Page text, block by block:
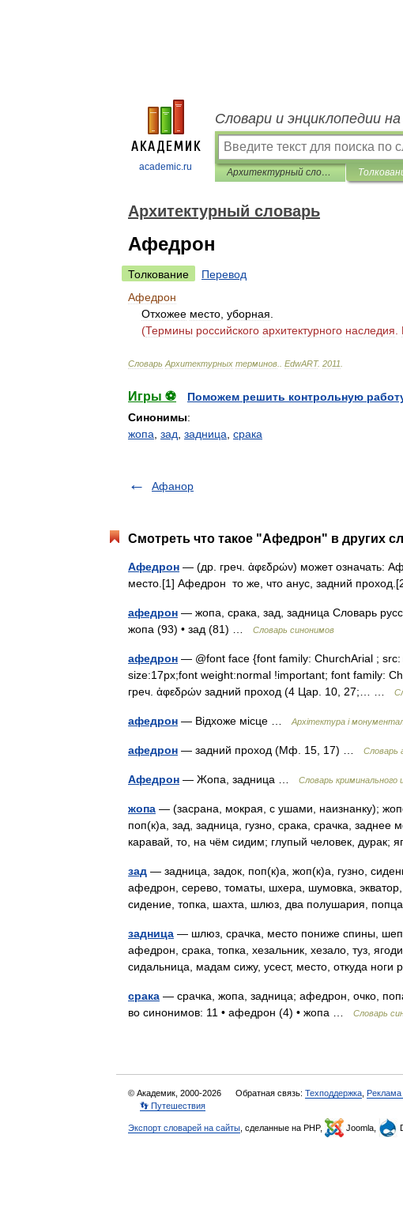
academic.ru
Словари и энциклопедии
Архитектурный словарь
Архитектурный словарь
Афедрон
Толкование
Перевод
Афедрон
Отхожее место уборная
(Термины российского архитектурного наследия
Словарь Архитектурных терминов EdwART. 2011
Игры ⚽
Поможем решить контрольную
Синонимы:
жопа зад задница срака
Афанор
Смотреть что такое "Афедрон" в других
Афедрон — (др. греч. ἀφεδρών) может означать:
место.[1] Афедрон то же, что анус, задний
афедрон — жопа, срака, зад, задница Словарь
жопа (93) • зад (81) …
Словарь синонимов
афедрон — @font face {font family: ChurchArial ;
size:17px;font weight:normal !important; font family:
греч. ἀφεδρών задний проход (4 Цар. 10, 27;… …
афедрон — Відхоже місце … Архітектура і
афедрон — задний проход (Мф. 15, 17) … Cловарь
Афедрон — Жопа, задница … Словарь криминального
жопа — (засрана, мокрая, с ушами, наизнанку);
поп(к)а, зад, задница, гузно, срака, срачка,
каравай, то, на чём сидим; глупый человек, дурак;
зад — задница, задок, поп(к)а, жоп(к)а, гузно,
афедрон, серево, томаты, шхера, шумовка, экватор,
сидение, топка, шахта, шлюз, два полушария,
задница — шлюз, срачка, место пониже спины,
афедрон, срака, топка, хезальник, хезало, туз,
сидальница, мадам сижу, усест, место, откуда
срака — срачка, жопа, задница; афедрон, очко,
во синонимов: 11 • афедрон (4) • жопа …
Словарь
© Академик, 2000-2026 Обратная связь: Техподдержка Реклама
👣 Путешествия
Экспорт словарей на сайты , сделанные на PHP, Joomla,